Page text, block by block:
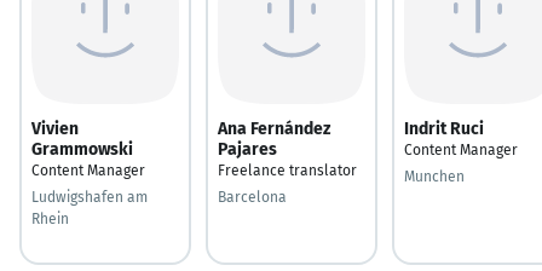
Vivien
Grammowski
Content Manager
Ludwigshafen am
Rhein
Ana Fernández
Pajares
Freelance translator
Barcelona
Indrit Ruci
Content Manager
Munchen